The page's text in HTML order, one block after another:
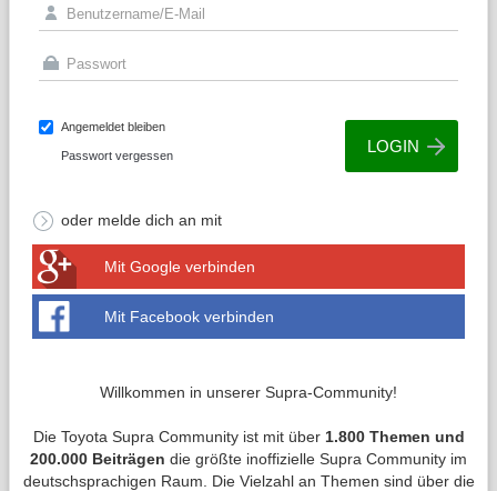
Angemeldet bleiben
Passwort vergessen
oder melde dich an mit
Mit Google verbinden
Mit Facebook verbinden
Willkommen in unserer Supra-Community!
Die Toyota Supra Community ist mit über 1.800 Themen und
200.000 Beiträgen die größte inoffizielle Supra Community im
deutschsprachigen Raum. Die Vielzahl an Themen sind über die